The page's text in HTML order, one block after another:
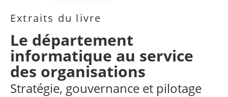
Extraits du livre
Le département
informatique au service
des organisations
Stratégie, gouvernance et pilotage